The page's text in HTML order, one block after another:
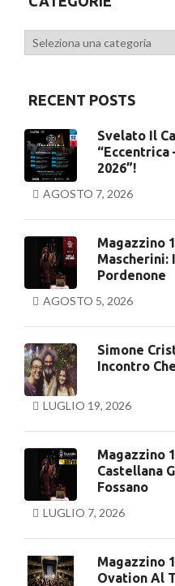
Categorie
RECENT POSTS
Svelato Il
“Eccentrica
2026”!
AGOSTO 7, 2026
Magazzino
Mascherini:
Pordenone
AGOSTO 5, 2026
Simone
Incontro
LUGLIO 19, 2026
Magazzino
Castellana
Fossano
LUGLIO 7, 2026
Magazzino
Ovation Al